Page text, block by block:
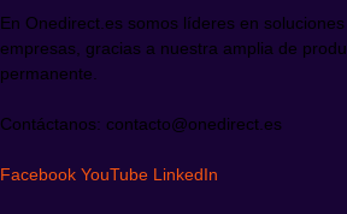
En Onedirect.es somos líderes en
empresas, gracias a nuestra amplia de
permanente.
Contáctanos: contacto@onedirect.es
Facebook YouTube LinkedIn